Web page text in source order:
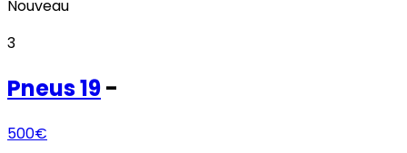
Nouveau
3
Pneus19-
500€